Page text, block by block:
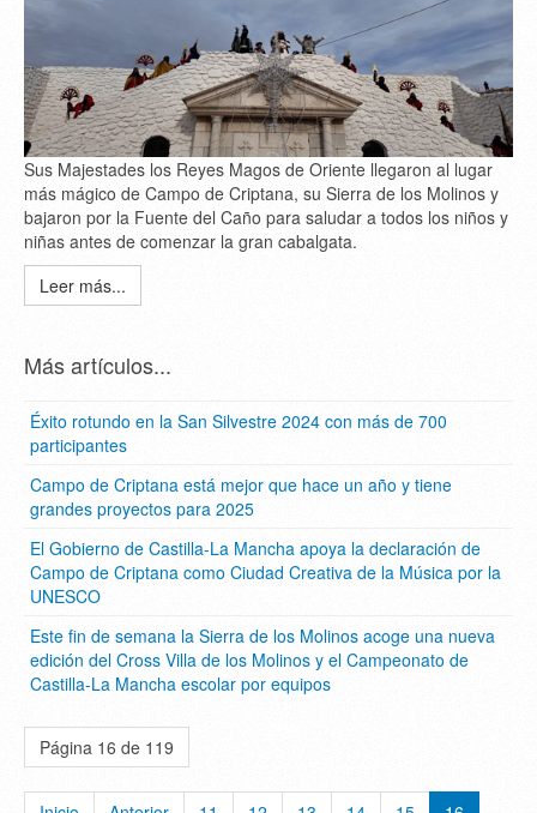
Sus Majestades los Reyes Magos de Oriente llegaron al lugar
más mágico de Campo de Criptana, su Sierra de los Molinos y
bajaron por la Fuente del Caño para saludar a todos los niños y
niñas antes de comenzar la gran cabalgata.
Leer más...
Más artículos...
Éxito rotundo en la San Silvestre 2024 con más de 700
participantes
Campo de Criptana está mejor que hace un año y tiene
grandes proyectos para 2025
El Gobierno de Castilla-La Mancha apoya la declaración de
Campo de Criptana como Ciudad Creativa de la Música por la
UNESCO
Este fin de semana la Sierra de los Molinos acoge una nueva
edición del Cross Villa de los Molinos y el Campeonato de
Castilla-La Mancha escolar por equipos
Página 16 de 119